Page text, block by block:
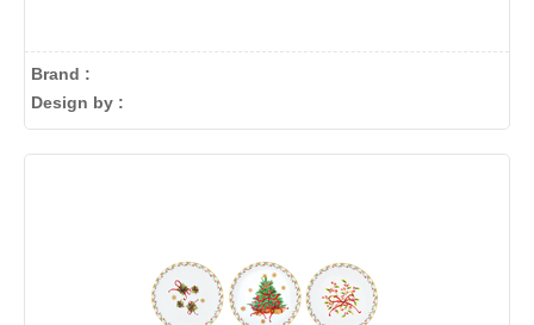
Brand :
Design by :